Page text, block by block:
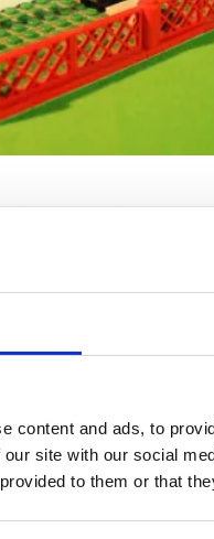
content and ads, to
site with our social
to them or that
und PKW 17,50DM.
größeren Sets.
sieht es